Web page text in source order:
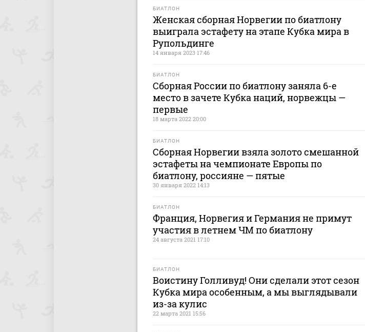
БИАТЛОН
Женская сборная Норвегии по биатлону
выиграла эстафету на этапе Кубка мира в
Рупольдинге
14 января 2023 17:46
БИАТЛОН
Сборная России по биатлону заняла 6-е
место в зачете Кубка наций, норвежцы —
первые
18 марта 2022 20:00
БИАТЛОН
Сборная Норвегии взяла золото смешанной
эстафеты на чемпионате Европы по
биатлону, россияне — пятые
30 января 2022 14:13
БИАТЛОН
Франция, Норвегия и Германия не примут
участия в летнем ЧМ по биатлону
24 августа 2021 17:10
БИАТЛОН
Воистину Голливуд! Они сделали этот сезон
Кубка мира особенным, а мы выглядывали
из-за кулис
22 марта 2021 15:56